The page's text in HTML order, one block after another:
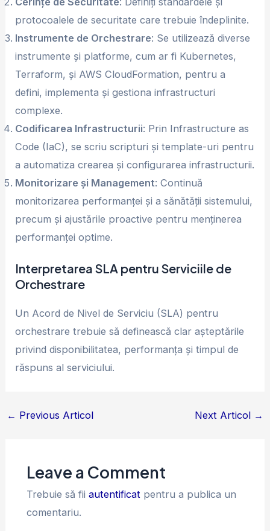
protocoalele de securitate care trebuie îndeplinite.
Instrumente de Orchestrare: Se utilizează diverse
instrumente și platforme, cum ar fi Kubernetes,
Terraform, și AWS CloudFormation, pentru a
defini, implementa și gestiona infrastructuri
complexe.
Codificarea Infrastructurii: Prin Infrastructure as
Code (IaC), se scriu scripturi și template-uri pentru
a automatiza crearea și configurarea infrastructurii.
Monitorizare și Management: Continuă
monitorizarea performanței și a sănătății sistemului,
precum și ajustările proactive pentru menținerea
performanței optime.
Interpretarea SLA pentru Serviciile de
Orchestrare
Un Acord de Nivel de Serviciu (SLA) pentru
orchestrare trebuie să definească clar așteptările
privind disponibilitatea, performanța și timpul de
răspuns al serviciului.
← Previous Articol Next Articol →
Leave a Comment
Trebuie să fii autentificat pentru a publica un
comentariu.